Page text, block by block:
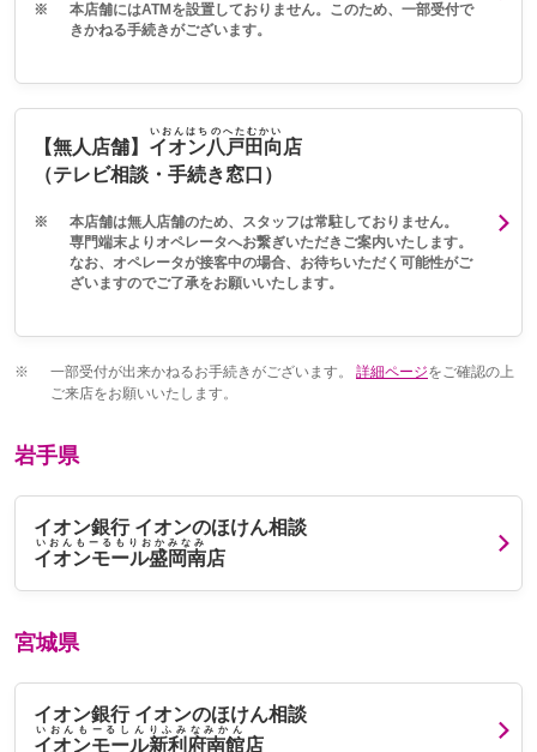
※
本店舗にはATMを設置しておりません。このため、一部受付で
きかねる手続きがございます。
【無人店舗】 イオン八戸田向
いおんはちのへたむかい
店
（テレビ相談・手続き窓口）
※
本店舗は無人店舗のため、スタッフは常駐しておりません。
専門端末よりオペレータへお繋ぎいただきご案内いたします。
なお、オペレータが接客中の場合、お待ちいただく可能性がご
ざいますのでご了承をお願いいたします。
※ 一部受付が出来かねるお手続きがございます。 詳細ページをご確認の上
ご来店をお願いいたします。
岩手県
イオン銀行 イオンのほけん相談
イオンモール盛岡南
いおんもーるもりおかみなみ
店
宮城県
イオン銀行 イオンのほけん相談
イオンモール新利府南館
いおんもーるしんりふみなみかん
店